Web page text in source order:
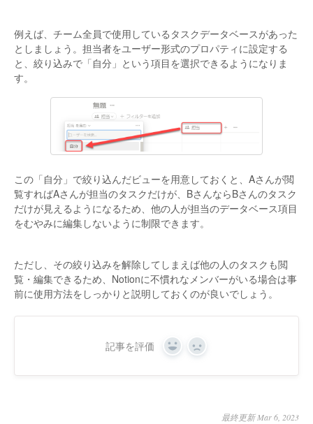
例えば、チーム全員で使用しているタスクデータベースがあった
としましょう。担当者をユーザー形式のプロパティに設定する
と、絞り込みで「自分」という項目を選択できるようになりま
す。
この「自分」で絞り込んだビューを用意しておくと、Aさんが閲
覧すればAさんが担当のタスクだけが、BさんならBさんのタスク
だけが見えるようになるため、他の人が担当のデータベース項目
をむやみに編集しないように制限できます。
ただし、その絞り込みを解除してしまえば他の人のタスクも閲
覧・編集できるため、Notionに不慣れなメンバーがいる場合は事
前に使用方法をしっかりと説明しておくのが良いでしょう。
記事を評価 Yes No
最終更新 Mar 6, 2023